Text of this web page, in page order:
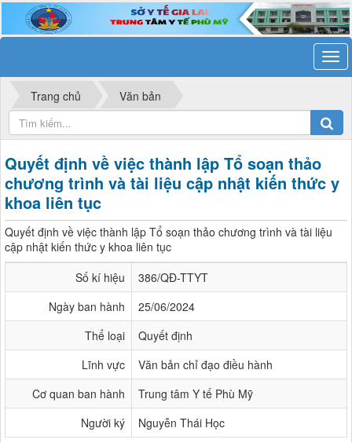
Trang chủ Văn bản
Quyết định về việc thành lập Tổ soạn thảo
chương trình và tài liệu cập nhật kiến thức y
khoa liên tục
Quyết định về việc thành lập Tổ soạn thảo chương trình và tài liệu
cập nhật kiến thức y khoa liên tục
Số kí hiệu
386/QĐ-TTYT
Ngày ban hành
25/06/2024
Thể loại
Quyết định
Lĩnh vực
Văn bản chỉ đạo điều hành
Cơ quan ban hành
Trung tâm Y tế Phù Mỹ
Người ký
Nguyễn Thái Học